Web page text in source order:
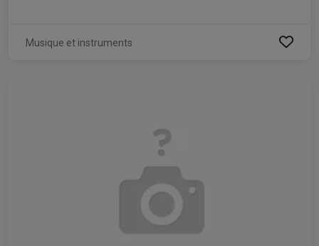
Musique et instruments